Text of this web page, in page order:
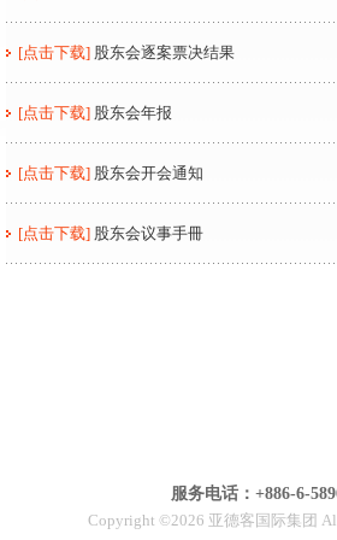
[点击下载] 股东会逐案票决结果
[点击下载] 股东会年报
[点击下载] 股东会开会通知
[点击下载] 股东会议事手冊
服务电话：+886-6-
Copyright ©2026 亚德客国际集团